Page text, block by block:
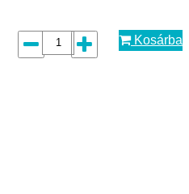
Kosárba